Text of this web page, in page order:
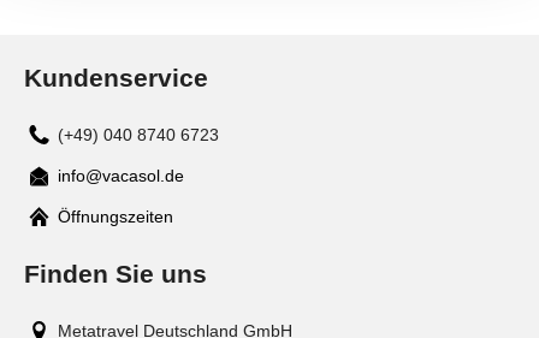
Kundenservice
(+49) 040 8740 6723
Mail
info@vacasol.de
Öffnungszeiten
Finden Sie uns
Metatravel Deutschland GmbH